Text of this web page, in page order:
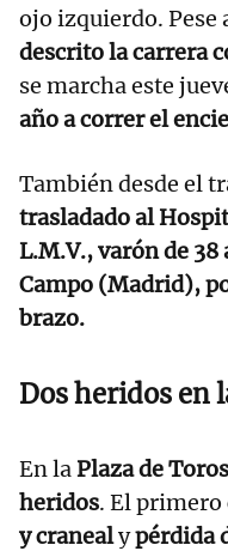
ojo izquierdo. Pese
descrito la carrera
se marcha este
año a correr el
También desde el
trasladado al
L.M.V., varón de
Campo (Madrid),
brazo.
Dos heridos en
En laPlaza de
heridos. El primero
y cranealypérdida